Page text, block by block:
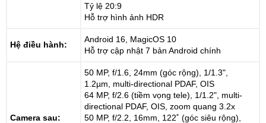
Tỷ lệ 20:9
Hỗ trợ hình ảnh HDR
Hệ điều hành:
Android 16, MagicOS 10
Hỗ trợ cập nhật 7 bản Android chính
Camera sau:
50 MP, f/1.6, 24mm (góc rộng), 1/1.3",
1.2µm, multi-directional PDAF, OIS
64 MP, f/2.6 (tiềm vọng tele), 1/1.2", multi-
directional PDAF, OIS, zoom quang 3.2x
50 MP, f/2.2, 16mm, 122˚ (góc siêu rộng),